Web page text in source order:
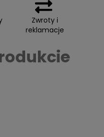
Zwroty i
reklamacje